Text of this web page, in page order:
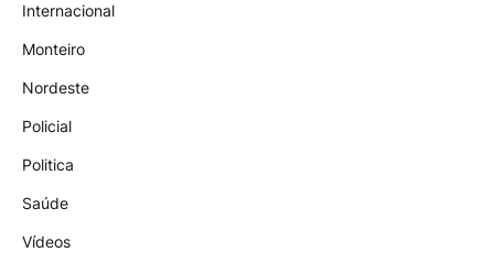
Internacional
Monteiro
Nordeste
Policial
Politica
Saúde
Vídeos